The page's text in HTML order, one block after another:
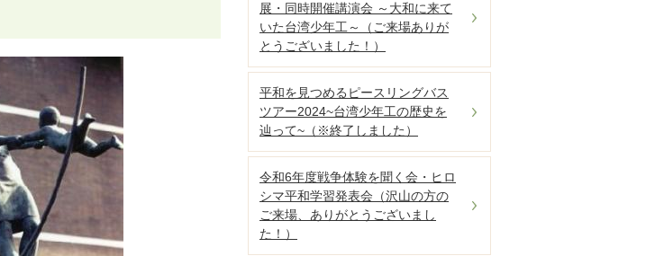
展・同時開催講演会 ～大和に来て
いた台湾少年工～（ご来場ありが
とうございました！）
平和を見つめるピースリングバス
ツアー2024~台湾少年工の歴史を
辿って~（※終了しました）
令和6年度戦争体験を聞く会・ヒロ
シマ平和学習発表会（沢山の方の
ご来場、ありがとうございまし
た！）